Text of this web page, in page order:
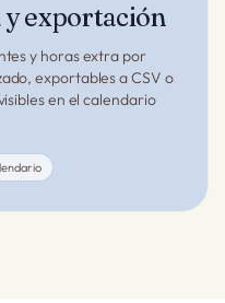
exportación
y horas extra por
exportables a CSV o
en el calendario